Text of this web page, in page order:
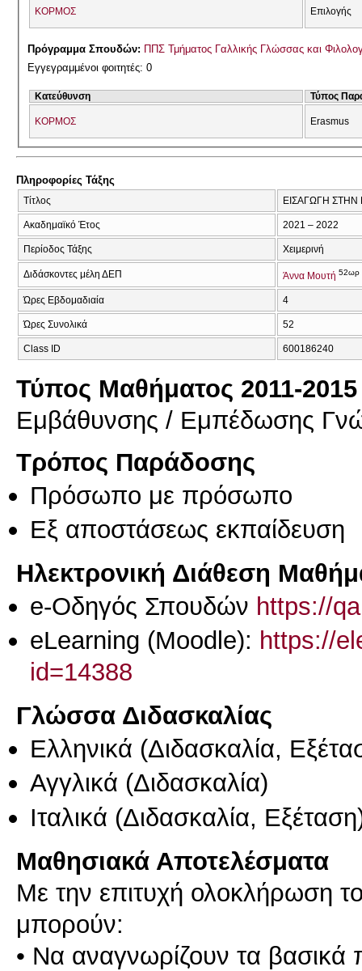
ΚΟΡΜΟΣ Επιλογής
Πρόγραμμα Σπουδών: ΠΠΣ Τμήματος Γαλλικής Γλώσσας και
Εγγεγραμμένοι φοιτητές: 0
Κατεύθυνση Τύπος
ΚΟΡΜΟΣ Erasmus
Πληροφορίες Τάξης
Τίτλος ΕΙΣΑΓΩΓΗ
Ακαδημαϊκό Έτος 2021 – 2022
Περίοδος Τάξης Χειμερινή
Διδάσκοντες μέλη ΔΕΠ Άννα Μουτή 52ωρ
Ώρες Εβδομαδιαία 4
Ώρες Συνολικά 52
Class ID 600186240
Τύπος Μαθήματος 2011-2015
Εμβάθυνσης / Εμπέδωσης
Τρόπος Παράδοσης
Πρόσωπο με πρόσωπο
Eξ απoστάσεως εκπαίδευση
Ηλεκτρονική Διάθεση
e-Οδηγός Σπουδών https://
eLearning (Moodle): https://
id=14388
Γλώσσα Διδασκαλίας
Ελληνικά (Διδασκαλία,
Αγγλικά (Διδασκαλία)
Ιταλικά (Διδασκαλία,
Μαθησιακά Αποτελέσματα
Με την επιτυχή ολοκλήρωση
μπορούν:
• Να αναγνωρίζουν τα